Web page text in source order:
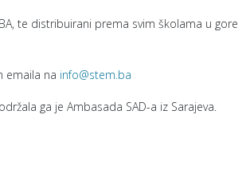
te distribuirani prema svim školama u gore
emaila na info@stem.ba
ga je Ambasada SAD-a iz Sarajeva.